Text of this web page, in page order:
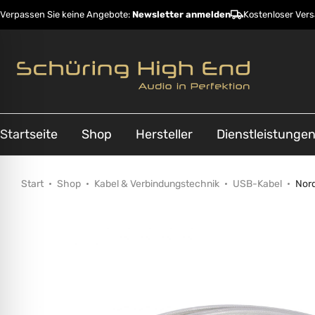
Verpassen Sie keine Angebote: Newsletter anmelden Kostenloser
Startseite Shop Hersteller Dienstleistungen
Start Shop Kabel & Verbindungstechnik USB-Kabel